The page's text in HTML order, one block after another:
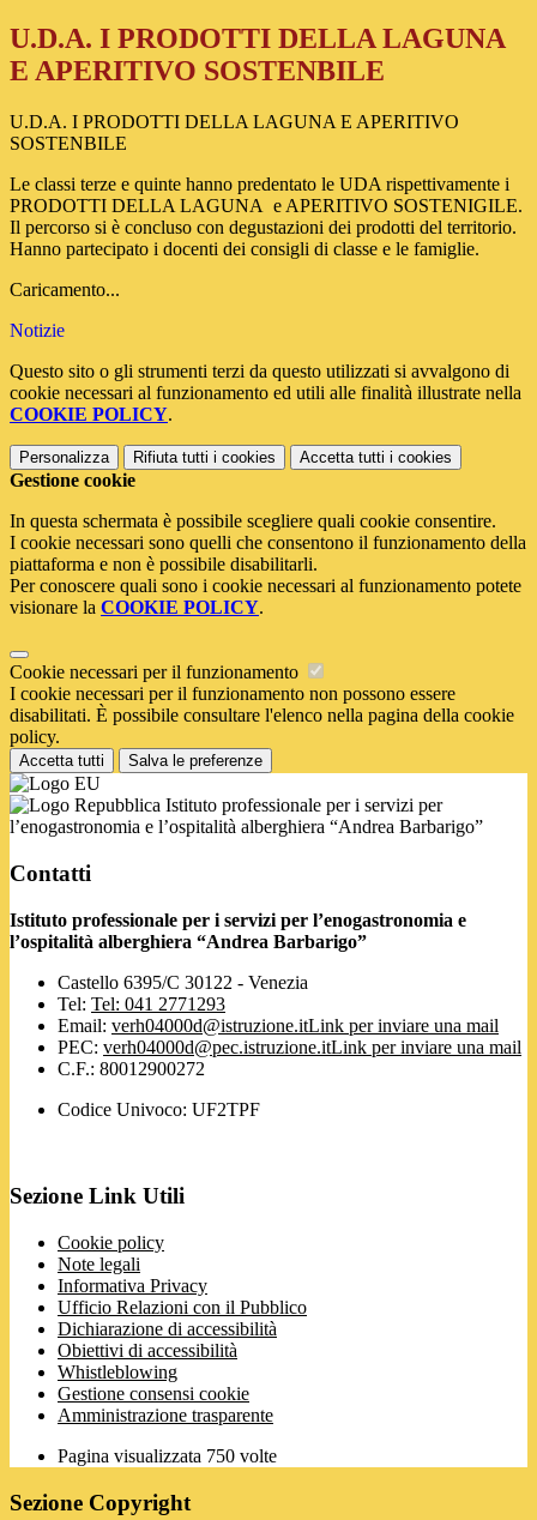
U.D.A. I PRODOTTI DELLA LAGUNA
E APERITIVO SOSTENBILE
U.D.A. I PRODOTTI DELLA LAGUNA E APERITIVO
SOSTENBILE
Le classi terze e quinte hanno predentato le UDA rispettivamente i
PRODOTTI DELLA LAGUNA e APERITIVO SOSTENIGILE.
Il percorso si è concluso con degustazioni dei prodotti del territorio.
Hanno partecipato i docenti dei consigli di classe e le famiglie.
Caricamento...
Notizie
Questo sito o gli strumenti terzi da questo utilizzati si avvalgono di
cookie necessari al funzionamento ed utili alle finalità illustrate nella
COOKIE POLICY.
Personalizza Rifiuta tutti i cookies Accetta tutti i cookies
Gestione cookie
In questa schermata è possibile scegliere quali cookie consentire.
I cookie necessari sono quelli che consentono il funzionamento della
piattaforma e non è possibile disabilitarli.
Per conoscere quali sono i cookie necessari al funzionamento potete
visionare la COOKIE POLICY.
Cookie necessari per il funzionamento
I cookie necessari per il funzionamento non possono essere
disabilitati. È possibile consultare l'elenco nella pagina della cookie
policy.
Accetta tutti Salva le preferenze
Istituto professionale per i servizi per
l’enogastronomia e l’ospitalità alberghiera “Andrea Barbarigo”
Contatti
Istituto professionale per i servizi per l’enogastronomia e
l’ospitalità alberghiera “Andrea Barbarigo”
Castello 6395/C 30122 - Venezia
Tel: Tel: 041 2771293
Email: verh04000d@istruzione.itLink per inviare una mail
PEC: verh04000d@pec.istruzione.itLink per inviare una mail
C.F.: 80012900272
Codice Univoco: UF2TPF
Sezione Link Utili
Cookie policy
Note legali
Informativa Privacy
Ufficio Relazioni con il Pubblico
Dichiarazione di accessibilità
Obiettivi di accessibilità
Whistleblowing
Gestione consensi cookie
Amministrazione trasparente
Pagina visualizzata 750 volte
Sezione Copyright